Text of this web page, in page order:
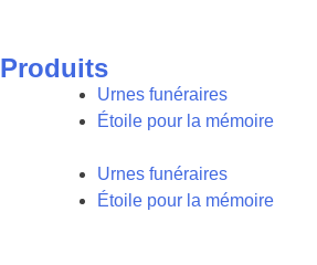
Produits
Urnes funéraires
Étoile pour la mémoire
Urnes funéraires
Étoile pour la mémoire